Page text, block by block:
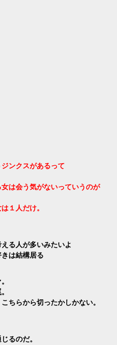
ンクスがあるって
は会う気がないっていうのが
１人だけ。
る人が多いみたいよ
は結構居る
ちらから切ったかしかない。
るのだ。